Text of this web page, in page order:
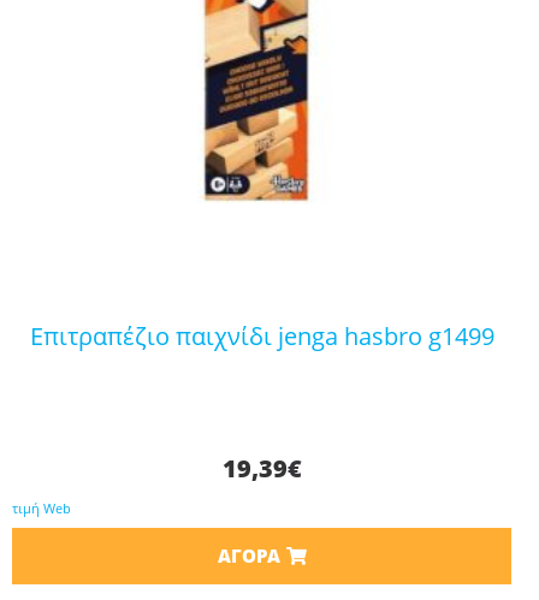
επιτραπέζιο παιχνίδι jenga hasbro g1499
19,39€
τιμή Web
ΑΓΟΡΆ